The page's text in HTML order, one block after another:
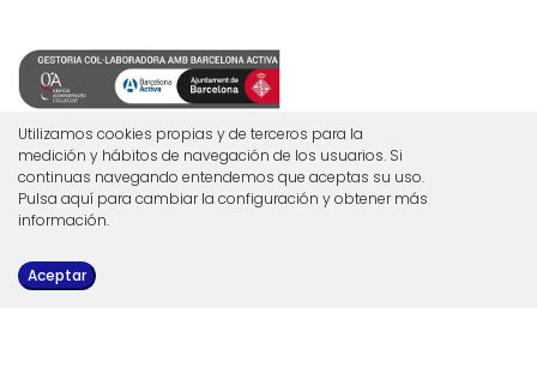
Utilizamos cookies propias y de terceros para la
medición y hábitos de navegación de los usuarios. Si
continuas navegando entendemos que aceptas su uso.
Pulsa aquí para cambiar la configuración y obtener más
información.
Aceptar
C/ Brasil n.37 de Granollers
Tel.93.860.01.14
Tel.93.459.64.01